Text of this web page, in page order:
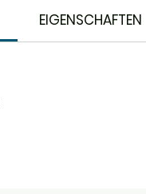
EIGENSCHAFTEN